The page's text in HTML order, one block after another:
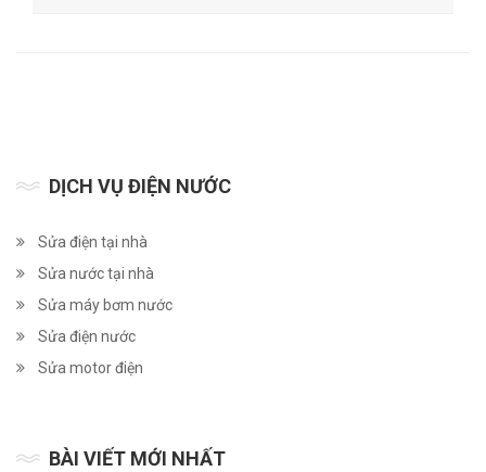
DỊCH VỤ ĐIỆN NƯỚC
Sửa điện tại nhà
Sửa nước tại nhà
Sửa máy bơm nước
Sửa điện nước
Sửa motor điện
BÀI VIẾT MỚI NHẤT